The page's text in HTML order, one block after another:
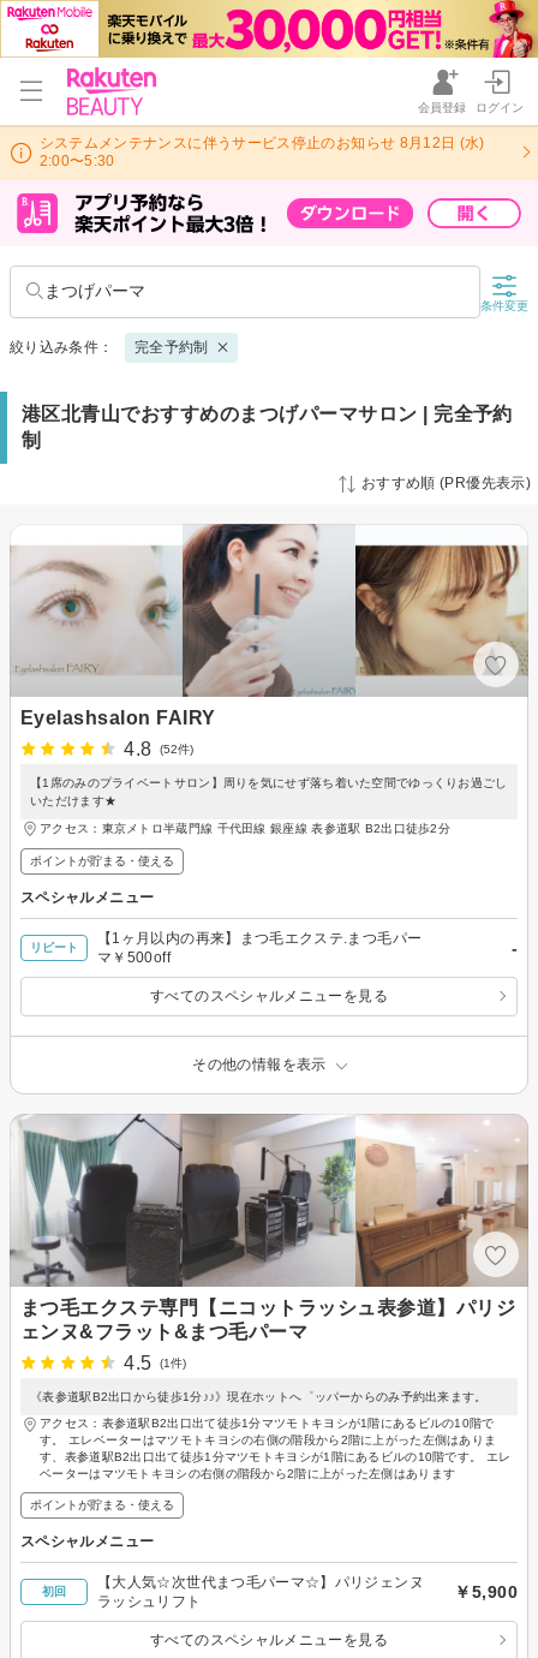
会員登録 ログイン
システムメンテナンスに伴うサービス停止のお知らせ 8月12日 (水)
2:00〜5:30
まつげパーマ
条件変更
絞り込み条件： 完全予約制
港区北青山でおすすめのまつげパーマサロン | 完全予約
制
おすすめ順 (PR優先表示)
Eyelashsalon FAIRY
4.8
(52件)
【1席のみのプライベートサロン】周りを気にせず落ち着いた空間でゆっくりお過ごし
いただけます★
アクセス：東京メトロ半蔵門線 千代田線 銀座線 表参道駅 B2出口徒歩2分
ポイントが貯まる・使える
スペシャルメニュー
リピート
【1ヶ月以内の再来】まつ毛エクステ.まつ毛パー
マ￥500off
-
すべてのスペシャルメニューを見る
その他の情報を表示
まつ毛エクステ専門【ニコットラッシュ表参道】パリジ
ェンヌ&フラット&まつ毛パーマ
4.5
(1件)
《表参道駅B2出口から徒歩1分♪♪》現在ホットへ゜ッパーからのみ予約出来ます。
アクセス：表参道駅B2出口出て徒歩1分マツモトキヨシが1階にあるビルの10階で
す。 エレベーターはマツモトキヨシの右側の階段から2階に上がった左側はありま
す、表参道駅B2出口出て徒歩1分マツモトキヨシが1階にあるビルの10階です。 エレ
ベーターはマツモトキヨシの右側の階段から2階に上がった左側はあります
ポイントが貯まる・使える
スペシャルメニュー
初回
【大人気☆次世代まつ毛パーマ☆】パリジェンヌ
ラッシュリフト
￥5,900
すべてのスペシャルメニューを見る